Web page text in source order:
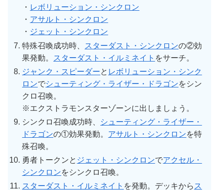
・ レボリューション・シンクロン
・ アサルト・シンクロン
・ ジェット・シンクロン
特殊召喚成功時、
スターダスト・シンクロンの②効
果発動。
スターダスト・イルミネイト をサーチ。
ジャンク・スピーダーと レボリューション・シンク
ロンでシューティング・ライザー・ドラゴンをシン
クロ召喚。
※エクストラモンスターゾーンに出しましょう。
シンクロ召喚成功時、
シューティング・ライザー・
ドラゴンの①効果発動。 アサルト・シンクロンを特
殊召喚。
勇者トークンと ジェット・シンクロンでアクセル・
シンクロンをシンクロ召喚。
スターダスト・イルミネイト を発動。デッキから ス